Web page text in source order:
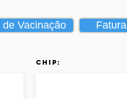
de Vacinação Fatura
Chip: